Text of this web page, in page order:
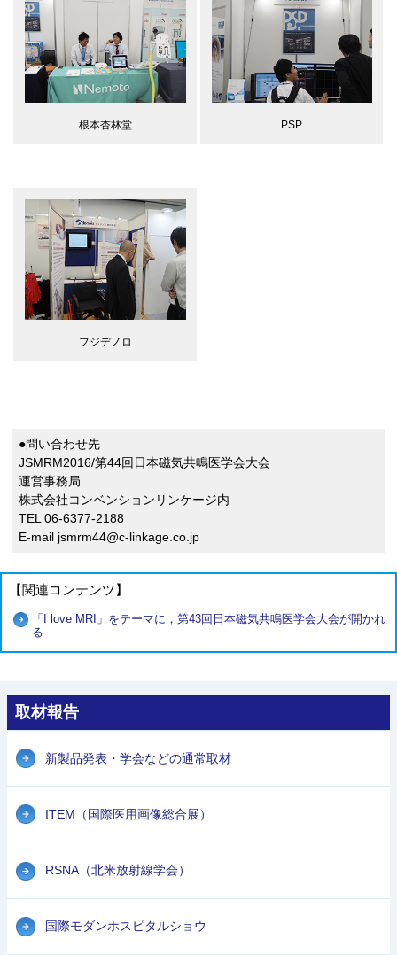
根本杏林堂 PSP
フジデノロ
●問い合わせ先
JSMRM2016/第44回日本磁気共鳴医学会大会
運営事務局
株式会社コンベンションリンケージ内
TEL 06-6377-2188
E-mail jsmrm44@c-linkage.co.jp
【関連コンテンツ】
「I love MRI」をテーマに，第43回日本磁気共鳴医学会大会が開かれ
る
取材報告
新製品発表・学会などの通常取材
ITEM（国際医用画像総合展）
RSNA（北米放射線学会）
国際モダンホスピタルショウ